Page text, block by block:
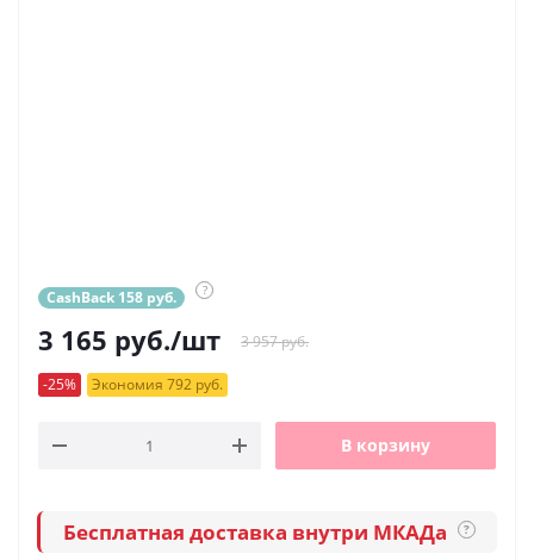
CashBack 158 руб. ?
3 165 руб./шт 3 957 руб.
-25% Экономия 792 руб.
В корзину
Бесплатная доставка внутри МКАДа ?